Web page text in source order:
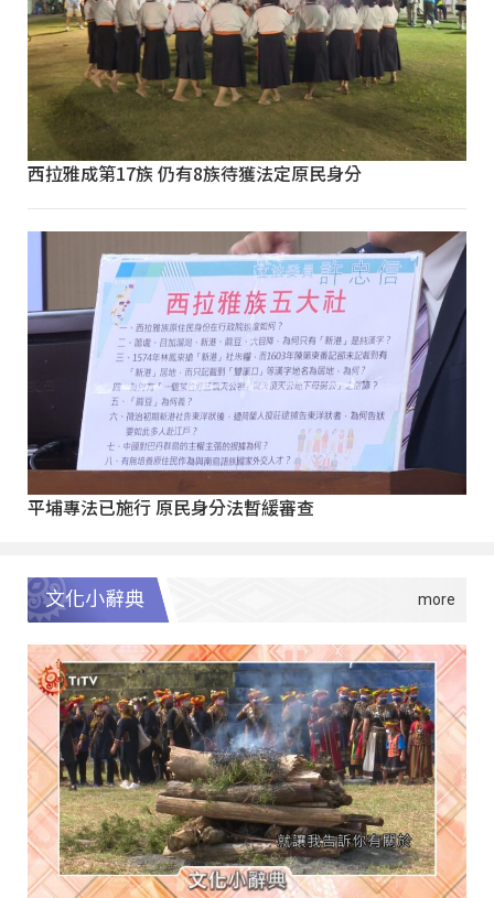
西拉雅成第17族 仍有8族待獲法定原民身分
平埔專法已施行 原民身分法暫緩審查
文化小辭典